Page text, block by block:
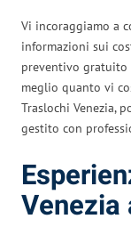
Vi incoraggiamo a
informazioni sui
preventivo gratuito
meglio quanto vi
Traslochi Venezia,
gestito con
Venezia